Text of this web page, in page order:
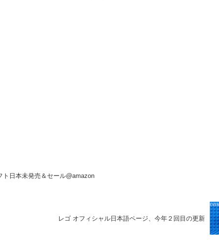
ト日本未発売＆セール@amazon
レゴ オフィシャル日本語ページ、今年２回目の更新